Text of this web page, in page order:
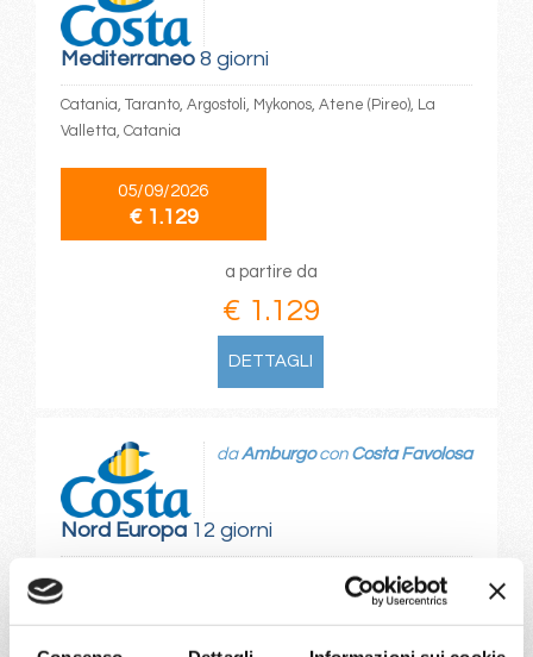
Mediterraneo8 giorni
Catania, Taranto, Argostoli, Mykonos, Atene (Pireo), La
Valletta, Catania
05/09/2026
€ 1.129
a partire da
€ 1.129
DETTAGLI
Nord Europa12 giorni
daAmburgocon Costa Favolosa
Amburgo, Maloy, Molde, Hellesylt, Geiranger, Kristiansund,
Alesund, Nordfjordeid, Flam, Vik – Sogn, Amburgo